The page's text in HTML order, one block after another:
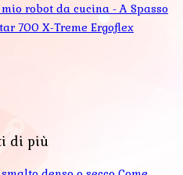
robot da cucina - A Spasso
700 X-Treme Ergoflex
di più